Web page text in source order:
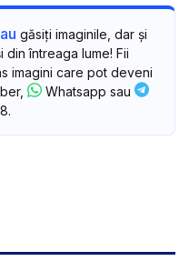
găsiți imaginile, dar și
din întreaga lume! Fii
imagini care pot deveni
Whatsapp sau